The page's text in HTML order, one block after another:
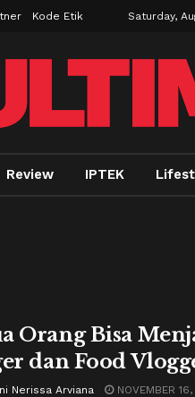
Kode Etik Saturday,
Review IPTEK
Orang Bisa
dan Food
Nerissa Arviana NOVEMBER 16,